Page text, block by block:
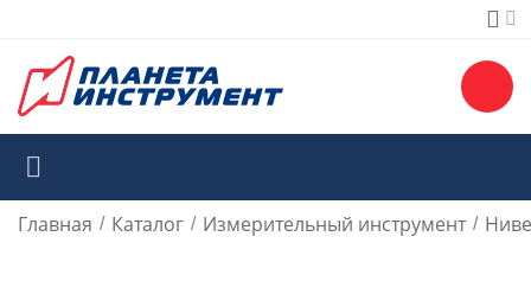
Главная / Каталог / Измерительный инструмент /